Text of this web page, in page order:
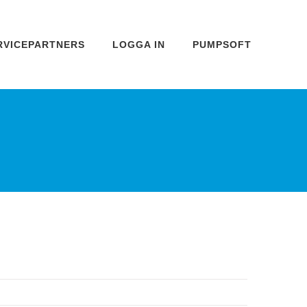
LOGGA IN PUMPSOFT